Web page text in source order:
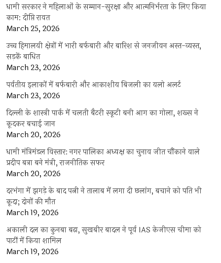
धामी सरकार ने महिलाओं के सम्मान-सुरक्षा और आत्मनिर्भरता के लिए किया
काम: दीप्ति रावत
March 25, 2026
उच्च हिमालयी क्षेत्रों में भारी बर्फबारी और बारिश से जनजीवन अस्त-व्यस्त,
सड़कें बाधित
March 23, 2026
पर्वतीय इलाकों में बर्फबारी और आकाशीय बिजली का यलो अलर्ट
March 23, 2026
दिल्ली के शास्त्री पार्क में चलती बैटरी स्कूटी बनी आग का गोला, शख्स ने
कूदकर बचाई जान
March 20, 2026
धामी मंत्रिमंडल विस्तार: नगर पालिका अध्यक्ष का चुनाव जीत चौंकाने वाले
प्रदीप बत्रा बने मंत्री, राजनीतिक सफर
March 20, 2026
दरभंगा में झगड़े के बाद पत्नी ने तालाब में लगा दी छलांग, बचाने को पति भी
कूदा; दोनों की मौत
March 19, 2026
अकाली दल का कुनबा बढ़ा, सुखबीर बादल ने पूर्व IAS केजीएस चीमा को
पार्टी में किया शामिल
March 19, 2026